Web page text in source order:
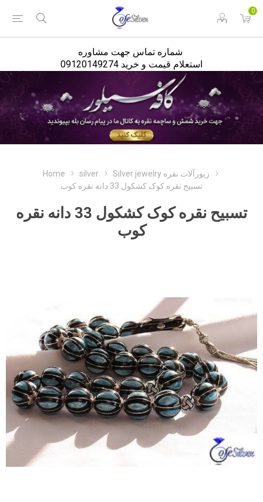
0
استعلام قیمت و خرید 09120149274
Home silver
Silver jewelry زیورآلات نقره
تسبیح نقره کوک کشکول 33 دانه نقره کوب
تسبیح نقره کوک کشکول 33 دانه نقره
کوب